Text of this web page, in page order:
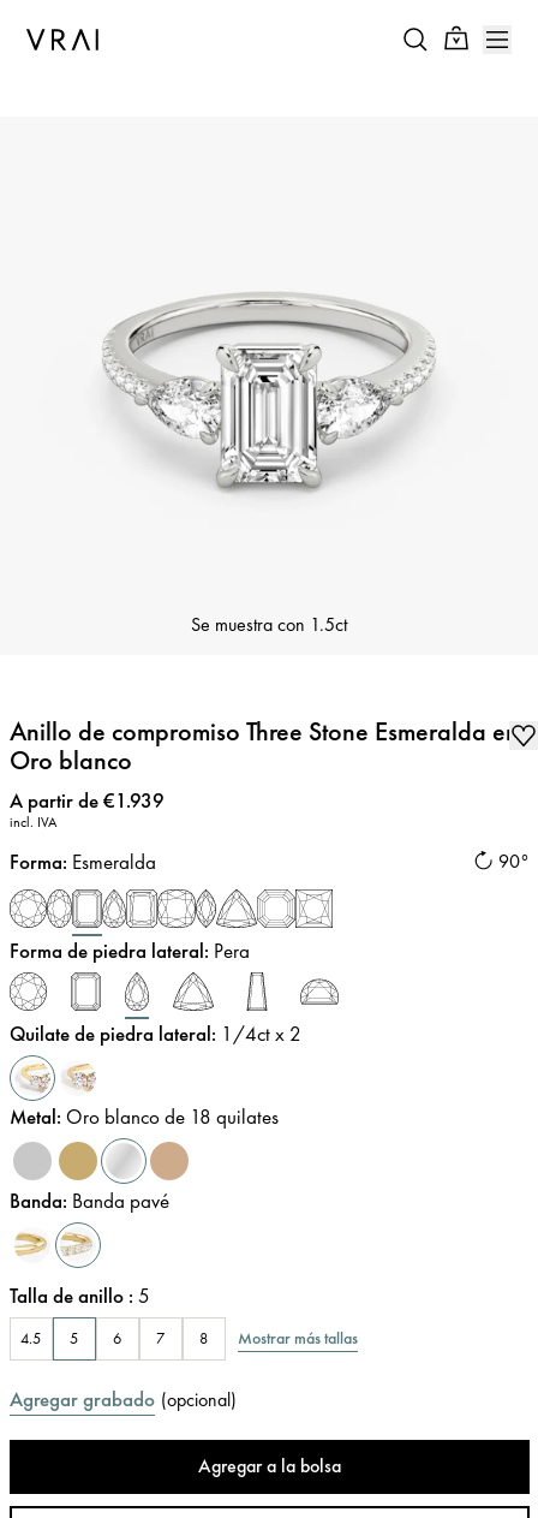
Se muestra con 1.5ct
Anillo de compromiso Three Stone Esmeralda en
Oro blanco
Precio:
A partir de €1.939
incl. IVA
90°
Forma: Esmeralda
Forma de piedra lateral: Pera
Quilate de piedra lateral: 1/4ct x 2
Metal: Oro blanco de 18 quilates
Banda: Banda pavé
Talla de anillo : 5
4.5 5 6 7 8 Mostrar más tallas
Agregar grabado (opcional)
Agregar a la bolsa